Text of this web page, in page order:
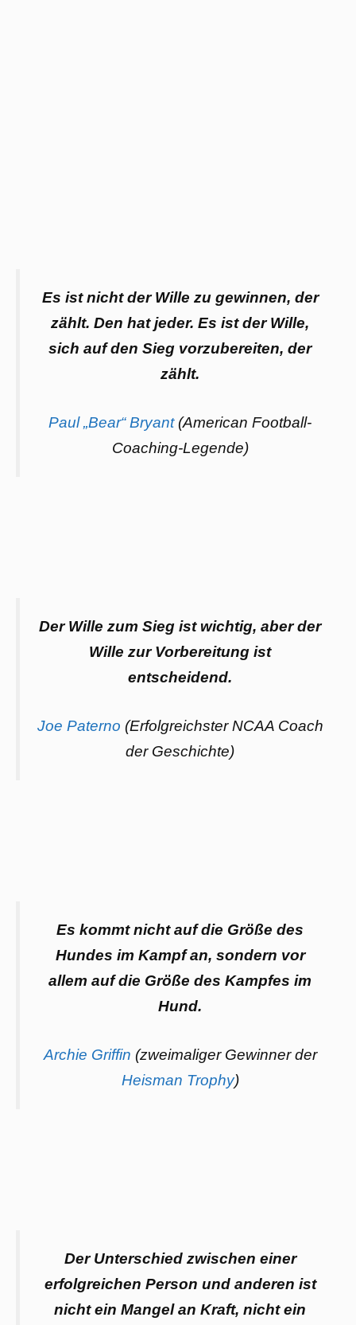
Es ist nicht der Wille zu gewinnen, der
zählt. Den hat jeder. Es ist der Wille,
sich auf den Sieg vorzubereiten, der
zählt.
Paul „Bear“ Bryant(American Football-
Coaching-Legende)
Der Wille zum Sieg ist wichtig, aber der
Wille zur Vorbereitung ist
entscheidend.
Joe Paterno (Erfolgreichster NCAA Coach
der Geschichte)
Es kommt nicht auf die Größe des
Hundes im Kampf an, sondern vor
allem auf die Größe des Kampfes im
Hund.
Archie Griffin (zweimaliger Gewinner der
Heisman Trophy)
Der Unterschied zwischen einer
erfolgreichen Person und anderen ist
nicht ein Mangel an Kraft, nicht ein